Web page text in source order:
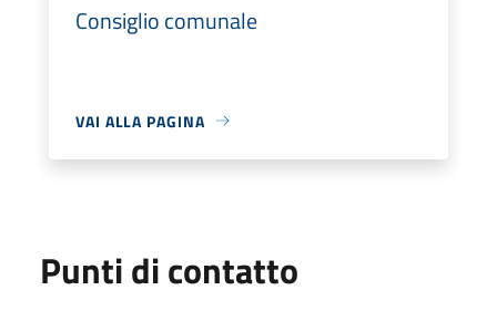
Consiglio comunale
VAI ALLA PAGINA
Punti di contatto